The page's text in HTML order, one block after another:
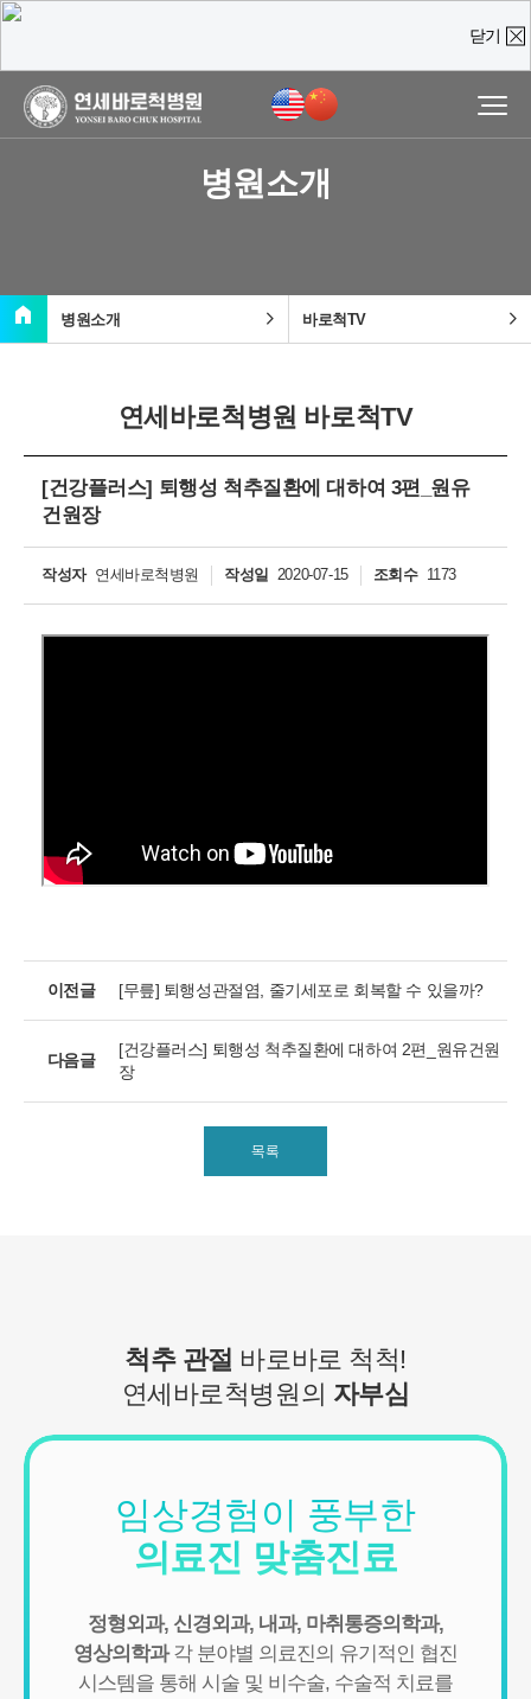
닫기
병원소개
home 병원소개 chevron_right 바로척TV chevron_right
연세바로척병원 바로척TV
[건강플러스] 퇴행성 척추질환에 대하여 3편_원유
건원장
작성자 연세바로척병원 작성일 2020-07-15 조회수 1173
이전글 [무릎] 퇴행성관절염, 줄기세포로 회복할 수 있을까?
다음글
[건강플러스] 퇴행성 척추질환에 대하여 2편_원유건원
장
목록
척추 관절 바로바로 척척!
연세바로척병원의 자부심
임상경험이 풍부한
의료진 맞춤진료
정형외과, 신경외과, 내과, 마취통증의학과,
영상의학과각 분야별 의료진의 유기적인 협진
시스템을 통해 시술 및 비수술, 수술적 치료를
진료예약 및
실시간상담문의
질문을 남겨주시면,
행령 등 관련 법이 정하는 대로 준수하고 있습니다. 연세바로척병원
은 제공하신 개인정보가 어떠한 용도와 방식으로 이용되고 있으며
■ 수집하는 개인정보 항목
1. 연세바로척병원은 회원가입, 원활한 고객상담, 각종 서비스의 제
공을 위해 아래와 같은 개인정보를 수집하고 있습니다.
- 수집항목: 이름, 연락처, 이메일, 나이, 성별, 연령, 지역, 관심부위,
- 기타정보: 내원정보, 처방정보, 진료정보, 카드사명, 카드번호 등 카
2. 개인정보 수집 방법
신청, 서면양식, 팩스, 전화, 게시판, 이메일
3. 서비스 이용과정에서 아래와 같은 정보들이 자동으로 생성되어 수
집될 수 있습니다.
■ 개인정보의 수집 및 이용목적
연세바로척병원에서는 개인정보를 다음의 목적이외의 용도로는 이
용하지 않으며 이용 목적이 변경될 경우에는 동의를 받아 처리하겠